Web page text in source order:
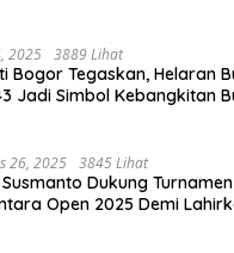
2025 3889 Lihat
Bogor Tegaskan, Helaran
Jadi Simbol Kebangkitan
26, 2025 3845 Lihat
Dukung Turnamen
Open 2025 Demi